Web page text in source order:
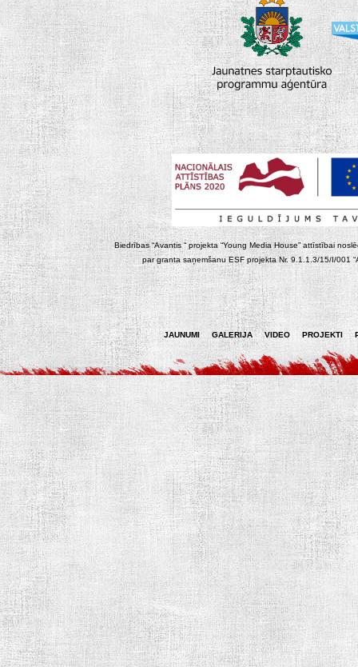
Biedrības “Avantis “ projekta “Young Media House” attīstībai
par granta saņemšanu ESF projekta Nr. 9.1.1.3/15/I/001
JAUNUMI GALERIJA VIDEO PROJEKTI